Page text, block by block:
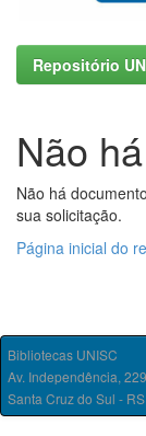
Repositório
Não
Não há
sua solicitação.
Página inicial do
Bibliotecas UNISC
Av. Independência,
Santa Cruz do Sul -